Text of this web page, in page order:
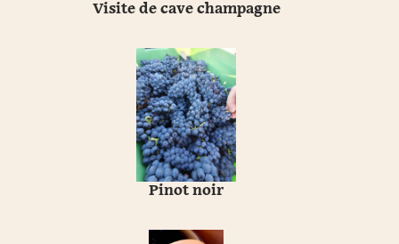
Visite de cave champagne
Pinot noir